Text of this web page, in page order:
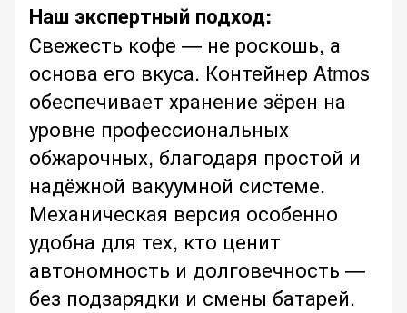
Наш экспертный подход:
Свежесть кофе — не роскошь, а
основа его вкуса. Контейнер Atmos
обеспечивает хранение зёрен на
уровне профессиональных
обжарочных, благодаря простой и
надёжной вакуумной системе.
Механическая версия особенно
удобна для тех, кто ценит
автономность и долговечность —
без подзарядки и смены батарей.